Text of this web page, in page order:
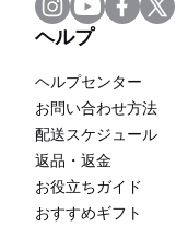
ヘルプ
ヘルプセンター
お問い合わせ方法
配送スケジュール
返品・返金
お役立ちガイド
おすすめギフト